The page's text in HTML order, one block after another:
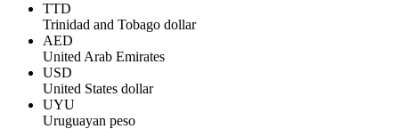
TTD
Trinidad and Tobago dollar
AED
United Arab Emirates
USD
United States dollar
UYU
Uruguayan peso